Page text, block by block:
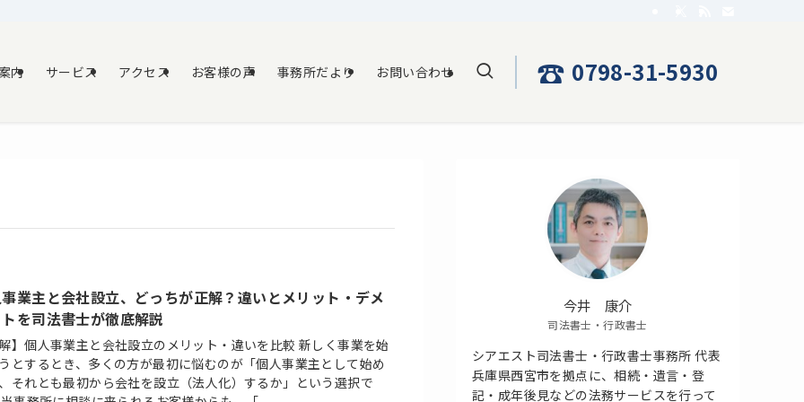
内 サービス アクセス お客様の声 事務所だより お問い合わせ ☎ 0798-31-5930
業主と会社設立、どっちが正解？違いとメリット・デメ
を司法書士が徹底解説
】個人事業主と会社設立のメリット・違いを比較 新しく事業を始
とするとき、多くの方が最初に悩むのが「個人事業主として始め
それとも最初から会社を設立（法人化）するか」という選択で
今井 康介
司法書士・行政書士
シアエスト司法書士・行政書士事務所 代表
兵庫県西宮市を拠点に、相続・遺言・登
記・成年後見などの法務サービスを行って